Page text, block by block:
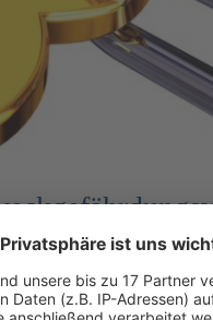
Nachweis von